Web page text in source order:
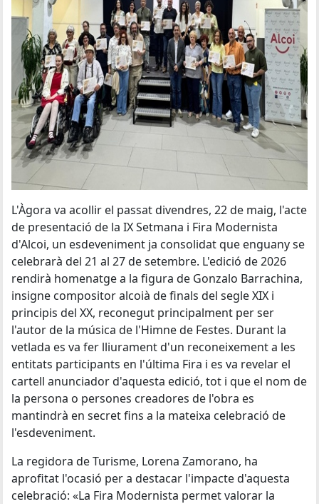
L'Àgora va acollir el passat divendres, 22 de maig, l'acte
de presentació de la IX Setmana i Fira Modernista
d'Alcoi, un esdeveniment ja consolidat que enguany se
celebrarà del 21 al 27 de setembre. L'edició de 2026
rendirà homenatge a la figura de Gonzalo Barrachina,
insigne compositor alcoià de finals del segle XIX i
principis del XX, reconegut principalment per ser
l'autor de la música de l'Himne de Festes. Durant la
vetlada es va fer lliurament d'un reconeixement a les
entitats participants en l'última Fira i es va revelar el
cartell anunciador d'aquesta edició, tot i que el nom de
la persona o persones creadores de l'obra es
mantindrà en secret fins a la mateixa celebració de
l'esdeveniment.
La regidora de Turisme, Lorena Zamorano, ha
aprofitat l'ocasió per a destacar l'impacte d'aquesta
celebració: «La Fira Modernista permet valorar la